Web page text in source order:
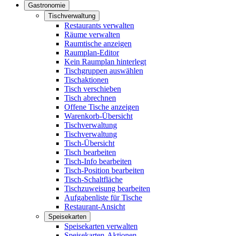
Gastronomie
Tischverwaltung
Restaurants verwalten
Räume verwalten
Raumtische anzeigen
Raumplan-Editor
Kein Raumplan hinterlegt
Tischgruppen auswählen
Tischaktionen
Tisch verschieben
Tisch abrechnen
Offene Tische anzeigen
Warenkorb-Übersicht
Tischverwaltung
Tischverwaltung
Tisch-Übersicht
Tisch bearbeiten
Tisch-Info bearbeiten
Tisch-Position bearbeiten
Tisch-Schaltfläche
Tischzuweisung bearbeiten
Aufgabenliste für Tische
Restaurant-Ansicht
Speisekarten
Speisekarten verwalten